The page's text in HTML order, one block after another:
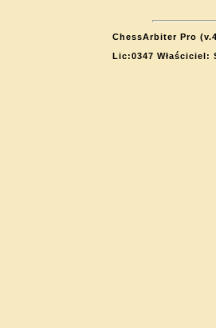
ChessArbiter Pro
Lic:0347 Właściciel: